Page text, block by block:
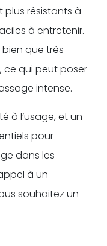
plus résistants à
à entretenir.
que très
ce qui peut poser
intense.
à l’usage, et un
pour
dans les
à un
souhaitez un